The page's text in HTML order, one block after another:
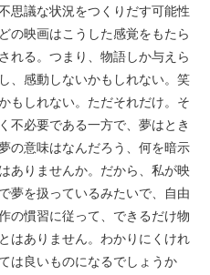
思議な状況をつくりだす可能性
の映画はこうした感覚をもたら
れる。つまり、物語しか与えら
、感動しないかもしれない。笑
もしれない。ただそれだけ。そ
不必要である一方で、夢はとき
の意味はなんだろう、何を暗示
ありませんか。だから、私が映
夢を扱っているみたいで、自由
の慣習に従って、できるだけ物
はありません。わかりにくけれ
は良いものになるでしょうか